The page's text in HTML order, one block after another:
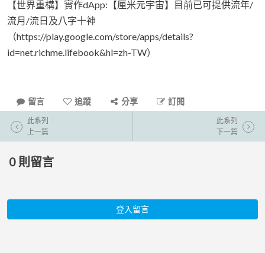
【世界重構】實作dApp:【厘米元宇宙】目前已可提供流年/
流月/流日及八字十神
（https://play.google.com/store/apps/details?
id=net.richme.lifebook&hl=zh-TW）
留言 追蹤 分享 訂閱
此系列
上一篇
此系列
下一篇
0 則留言
登入留言